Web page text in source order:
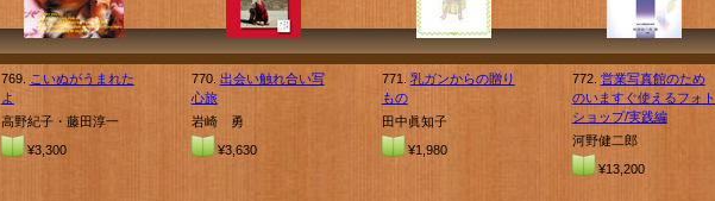
769.
こいぬがうまれた
よ
高野紀子・藤田淳一
¥3,300
770. 出会い触れ合い写
心旅
岩崎 勇
¥3,630
771. 乳ガンからの贈り
もの
田中眞知子
¥1,980
772. 営業写真館のため
のいますぐ使えるフォト
ショップ/実践編
河野健二郎
¥13,200